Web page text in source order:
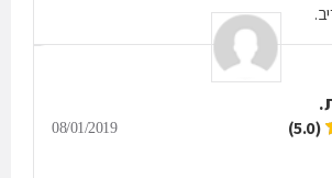
(5.0)
08/01/2019